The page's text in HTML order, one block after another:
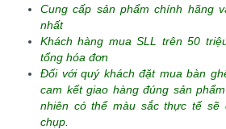
Cung cấp sản phẩm chính hãng
nhất
Khách hàng mua SLL trên 50
tổng hóa đơn
Đối với quý khách đặt mua bàn
cam kết giao hàng đúng sản
nhiên có thể màu sắc thực tế sẽ
chụp.